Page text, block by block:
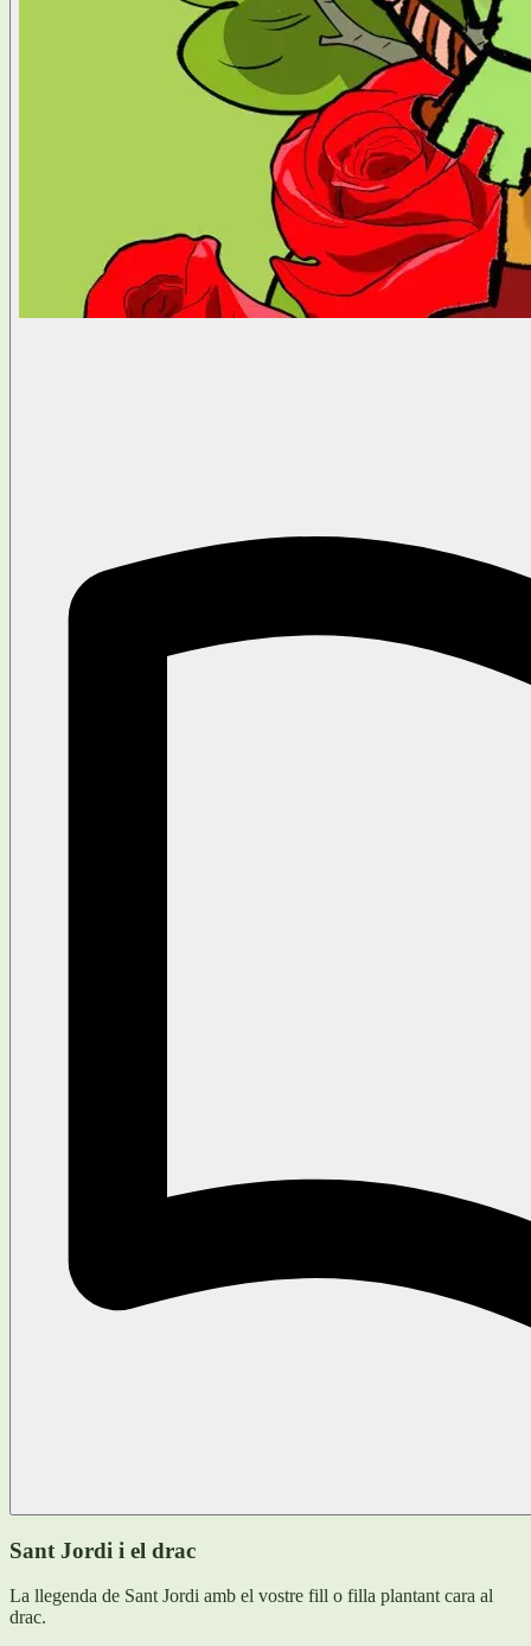
Sant Jordi i el drac
La llegenda de Sant Jordi amb el vostre fill o filla plantant cara al
drac.